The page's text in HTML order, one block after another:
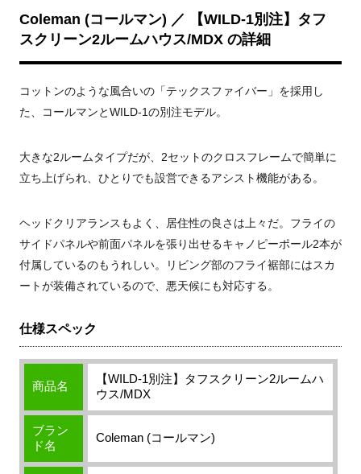
Coleman (コールマン) ／ 【WILD-1別注】タフ
スクリーン2ルームハウス/MDX の詳細
コットンのような風合いの「テックスファイバー」を採用し
た、コールマンとWILD-1の別注モデル。
大きな2ルームタイプだが、2セットのクロスフレームで簡単に
立ち上げられ、ひとりでも設営できるアシスト機能がある。
ヘッドクリアランスもよく、居住性の良さは上々だ。フライの
サイドパネルや前面パネルを張り出せるキャノピーポール2本が
付属しているのもうれしい。リビング部のフライ裾部にはスカ
ートが装備されているので、悪天候にも対応する。
仕様スペック
商品名
【WILD-1別注】タフスクリーン2ルームハ
ウス/MDX
ブラン
ド名
Coleman (コールマン)